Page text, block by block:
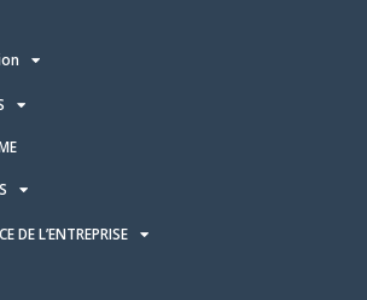
DE L’ENTREPRISE